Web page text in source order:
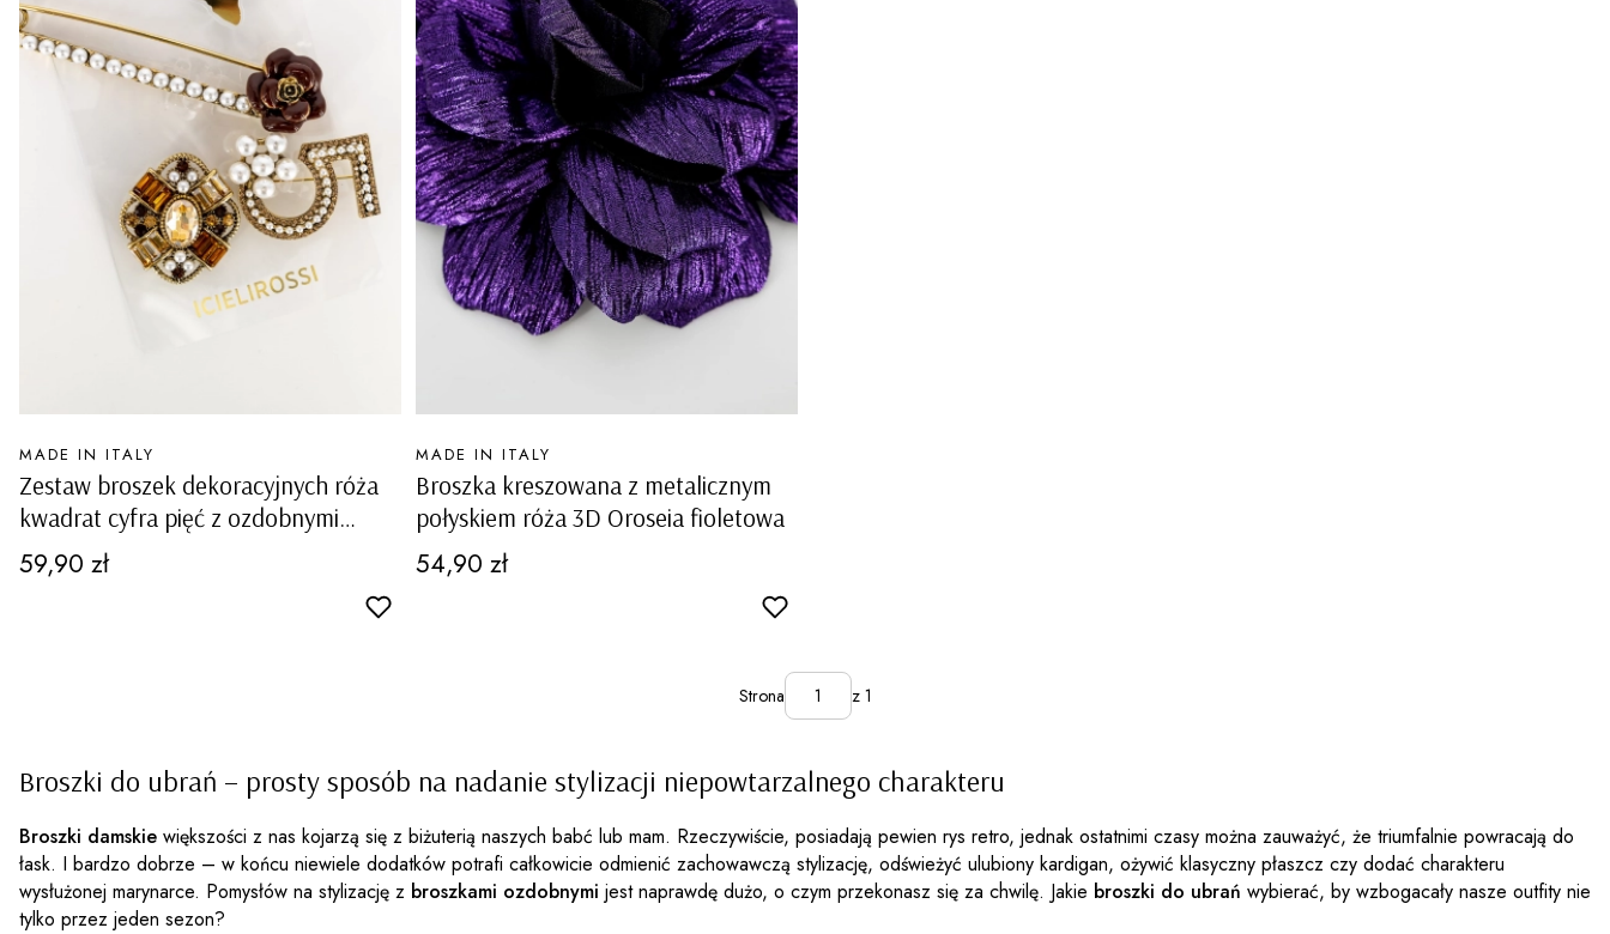
Zestaw broszek dekoracyjnych róża
kwadrat cyfra pięć z ozdobnymi
błyszczącymi elementami Clauzettoa
złota
PRODUCENT
MADE IN ITALY
Cena
59,90 zł
Broszka kreszowana z metalicznym
połyskiem róża 3D Oroseia fioletowa
PRODUCENT
MADE IN ITALY
Cena
54,90 zł
Strona z 1
Broszki do ubrań – prosty sposób na nadanie stylizacji niepowtarzalnego charakteru
Broszki damskie większości z nas kojarzą się z biżuterią naszych babć lub mam. Rzeczywiście, posiadają pewien rys retro, jednak ostatnimi czasy można zauważyć, że triumfalnie powracają do
łask. I bardzo dobrze – w końcu niewiele dodatków potrafi całkowicie odmienić zachowawczą stylizację, odświeżyć ulubiony kardigan, ożywić klasyczny płaszcz czy dodać charakteru
wysłużonej marynarce. Pomysłów na stylizację z broszkami ozdobnymi jest naprawdę dużo, o czym przekonasz się za chwilę. Jakie broszki do ubrań wybierać, by wzbogacały nasze outfity nie
tylko przez jeden sezon?